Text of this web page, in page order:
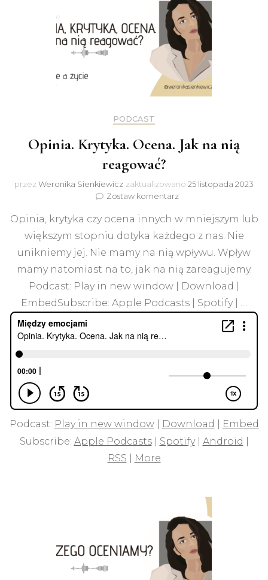
PODCAST
Opinia. Krytyka. Ocena. Jak na nią
reagować?
przezWeronika Sienkiewicz zaktualizowano 25 listopada 2023
Zostaw komentarzdo
Krytyka.
Jak
na
nią
Opinia, krytyka czy ocena innych w mniejszym lub
większym stopniu dotyka każdego z nas. Nie
unikniemy jej. Nie mamy na nią wpływu. Wpływ
mamy natomiast na to, jak na nią zareagujemy.
Podcast: Play in new window | Download |
EmbedSubscribe: Apple Podcasts | Spotify | …
Podcast: Play in new window| Download
Embed
Subscribe: Apple Podcasts| Spotify| Android
RSS
More